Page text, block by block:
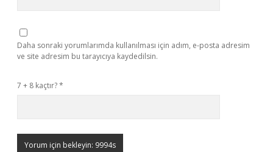
Daha sonraki yorumlarımda kullanılması için adım, e-posta adresim
ve site adresim bu tarayıcıya kaydedilsin.
7 + 8 kaçtır?*